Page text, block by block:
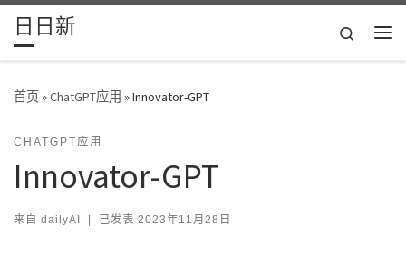
Skip to content
日日新
Search
首页»ChatGPT应用 »Innovator-GPT
CHATGPT应用
Innovator-GPT
来自 dailyAI | 已发表 2023年11月28日